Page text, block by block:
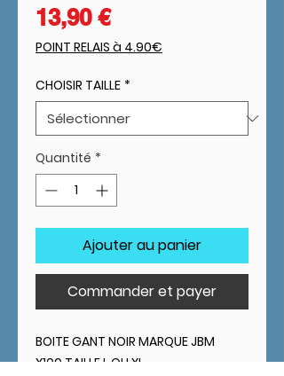
13,90 €Prix
POINT RELAIS à 4.90€
CHOISIR TAILLE *
Quantité *
Ajouter au panier
Commander et payer
BOITE GANT NOIR MARQUE JBM
X100 TAILLE L OU XL